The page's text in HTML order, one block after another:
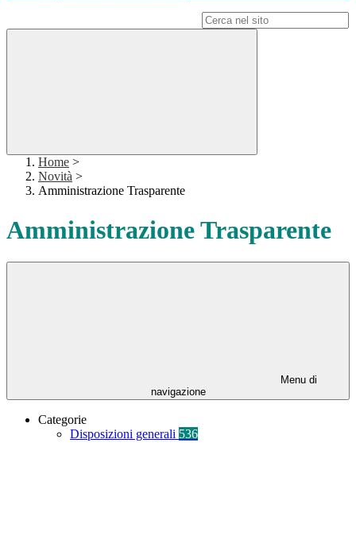
Home >
Novità >
Amministrazione Trasparente
Amministrazione Trasparente
Menu di
navigazione
Categorie
Disposizioni generali 536